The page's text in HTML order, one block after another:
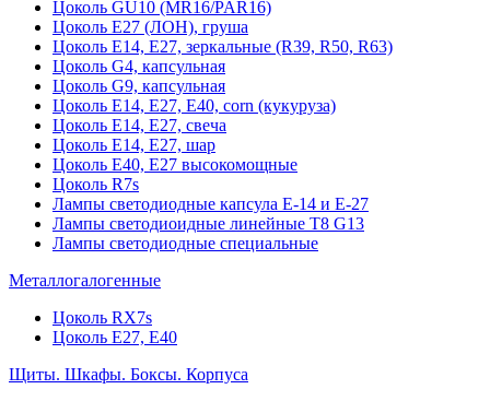
Цоколь GU10 (MR16/PAR16)
Цоколь Е27 (ЛОН), груша
Цоколь Е14, Е27, зеркальные (R39, R50, R63)
Цоколь G4, капсульная
Цоколь G9, капсульная
Цоколь Е14, Е27, Е40, corn (кукуруза)
Цоколь Е14, Е27, свеча
Цоколь Е14, Е27, шар
Цоколь Е40, Е27 высокомощные
Цоколь R7s
Лампы светодиодные капсула Е-14 и Е-27
Лампы светодиоидные линейные T8 G13
Лампы светодиодные специальные
Металлогалогенные
Цоколь RX7s
Цоколь Е27, E40
Щиты. Шкафы. Боксы. Корпуса